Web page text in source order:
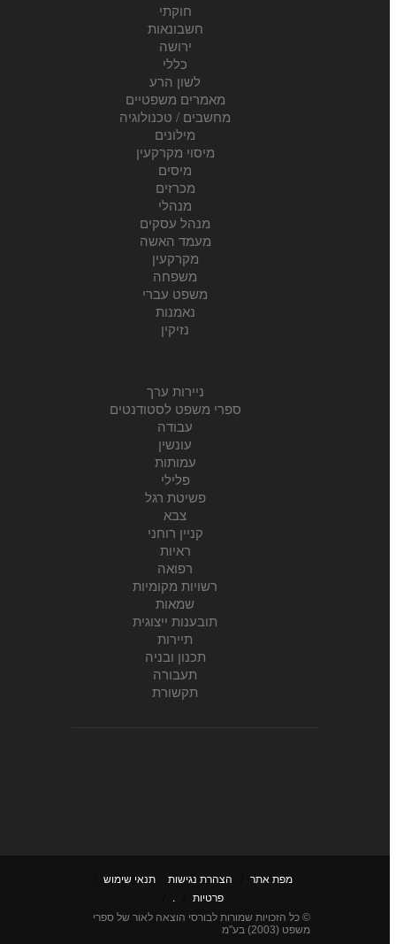
חוקתי
חשבונאות
ירושה
כללי
לשון הרע
מאמרים משפטיים
מחשבים / טכנולוגיה
מילונים
מיסוי מקרקעין
מיסים
מכרזים
מנהלי
מנהל עסקים
מעמד האשה
מקרקעין
משפחה
משפט עברי
נאמנות
נזיקין
ניירות ערך
ספרי משפט לסטודנטים
עבודה
עונשין
עמותות
פלילי
פשיטת רגל
צבא
קניין רוחני
ראיות
רפואה
רשויות מקומיות
שמאות
תובענות ייצוגית
תיירות
תכנון ובניה
תעבורה
תקשורת
מפת אתר / הצהרת נגישות תנאי שימוש /
פרטיות /
© כל הזכויות שמורות לבורסי הוצאה לאור של ספרי
משפט (2003) בע"מ